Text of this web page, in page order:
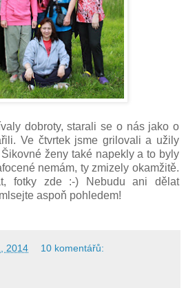
dobroty, starali se o nás jako o
Ve čtvrtek jsme grilovali a užily
ženy také napekly a to byly
nemám, ty zmizely okamžitě.
fotky zde :-) Nebudu ani dělat
aspoň pohledem!
2014 10 komentářů: